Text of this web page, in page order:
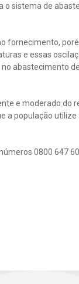
o sistema de
fornecimento,
e essas
abastecimento
e moderado do
a população utilize
0800 647